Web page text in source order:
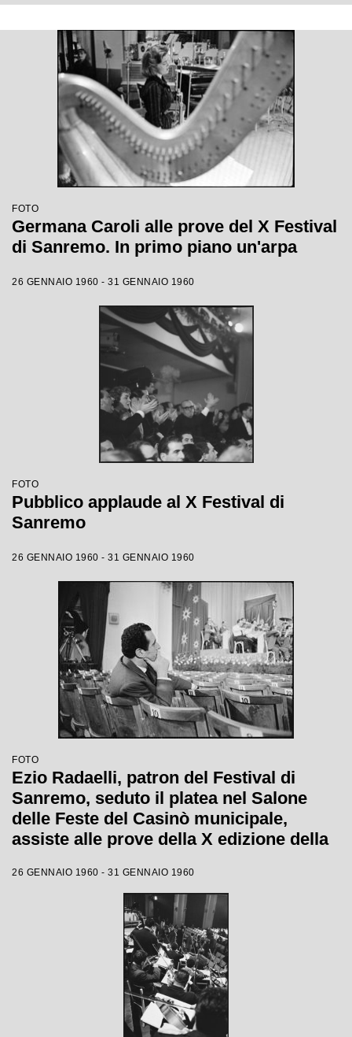
FOTO
Germana Caroli alle prove del X Festival
di Sanremo. In primo piano un'arpa
26 GENNAIO 1960 - 31 GENNAIO 1960
FOTO
Pubblico applaude al X Festival di
Sanremo
26 GENNAIO 1960 - 31 GENNAIO 1960
FOTO
Ezio Radaelli, patron del Festival di
Sanremo, seduto il platea nel Salone
delle Feste del Casinò municipale,
assiste alle prove della X edizione della
26 GENNAIO 1960 - 31 GENNAIO 1960